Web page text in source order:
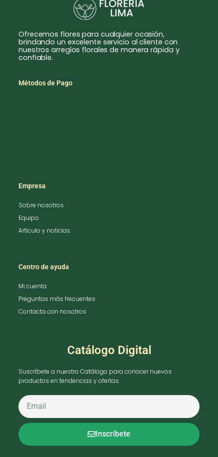
Ofrecemos flores para cualquier ocasión,
brindando un excelente servicio al cliente con
nuestros arreglos florales de manera rápida y
confiable.
Métodos de Pago
Empresa
Sobre nosotros
Equipo
Artículo y noticias
Centro de ayuda
Mi cuenta
Preguntas más frecuentes
Contacta con nosotros
Catálogo Digital
Suscríbete a nuestro Catálogo para conocer nuevos
productos en tendencias y ofertas.
Inscríbete